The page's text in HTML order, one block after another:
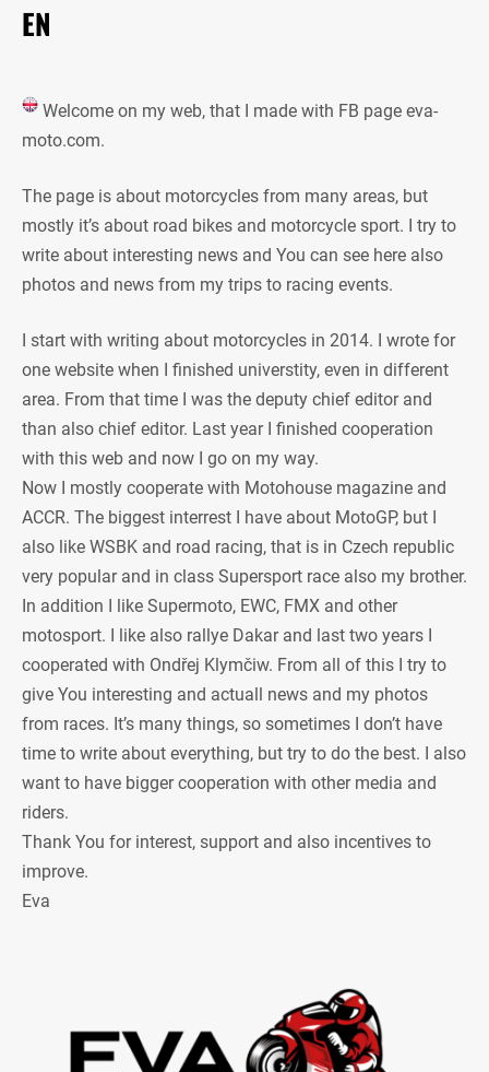
EN
Welcome on my web, that I made with FB page eva-
moto.com.
The page is about motorcycles from many areas, but
mostly it’s about road bikes and motorcycle sport. I try to
write about interesting news and You can see here also
photos and news from my trips to racing events.
I start with writing about motorcycles in 2014. I wrote for
one website when I finished universtity, even in different
area. From that time I was the deputy chief editor and
than also chief editor. Last year I finished cooperation
with this web and now I go on my way.
Now I mostly cooperate with Motohouse magazine and
ACCR. The biggest interrest I have about MotoGP, but I
also like WSBK and road racing, that is in Czech republic
very popular and in class Supersport race also my brother.
In addition I like Supermoto, EWC, FMX and other
motosport. I like also rallye Dakar and last two years I
cooperated with Ondřej Klymčiw. From all of this I try to
give You interesting and actuall news and my photos
from races. It’s many things, so sometimes I don’t have
time to write about everything, but try to do the best. I also
want to have bigger cooperation with other media and
riders.
Thank You for interest, support and also incentives to
improve.
Eva